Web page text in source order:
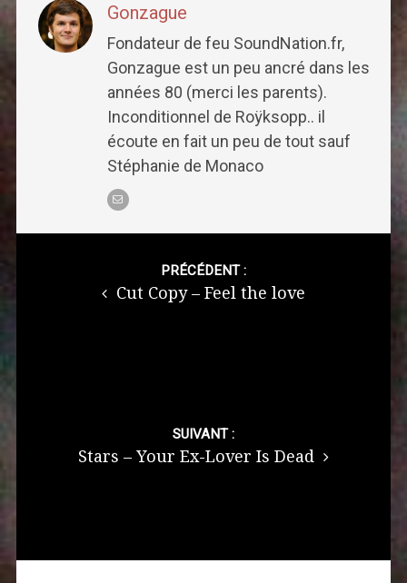
Gonzague
Fondateur de feu SoundNation.fr,
Gonzague est un peu ancré dans les
années 80 (merci les parents).
Inconditionnel de Roÿksopp.. il
écoute en fait un peu de tout sauf
Stéphanie de Monaco
PRÉCÉDENT :
Cut Copy – Feel the love
SUIVANT :
Stars – Your Ex-Lover Is Dead